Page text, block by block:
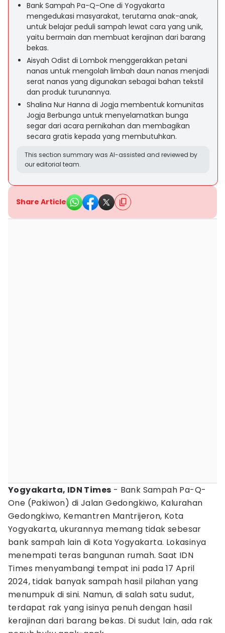
Bank Sampah Pa-Q-One di Yogyakarta
mengedukasi masyarakat, terutama anak-anak,
untuk belajar peduli sampah lewat cara yang unik,
yaitu bermain dan membuat kerajinan dari barang
bekas.
Aisyah Odist di Lombok menggerakkan petani
nanas untuk mengolah limbah daun nanas menjadi
serat nanas yang digunakan sebagai bahan tekstil
dan produk turunannya.
Shalina Nur Hanna di Jogja membentuk komunitas
Jogja Berbunga untuk menyelamatkan bunga
segar dari acara pernikahan dan membagikan
secara gratis kepada yang membutuhkan.
This section summary was AI-assisted and reviewed by
our editorial team.
Share Article
Yogyakarta, IDN Times - Bank Sampah Pa-Q-
One (Pakiwon) di Jalan Gedongkiwo, Kalurahan
Gedongkiwo, Kemantren Mantrijeron, Kota
Yogyakarta, ukurannya memang tidak sebesar
bank sampah lain di Kota Yogyakarta. Lokasinya
menempati teras bangunan rumah. Saat IDN
Times menyambangi tempat ini pada 17 April
2024, tidak banyak sampah hasil pilahan yang
menumpuk di sini. Namun, di salah satu sudut,
terdapat rak yang isinya penuh dengan hasil
kerajinan dari barang bekas. Di sudut lain, ada rak